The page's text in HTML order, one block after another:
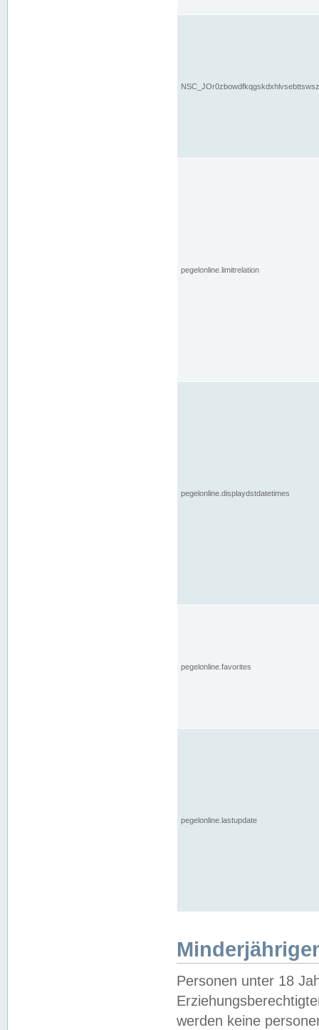
pegelonline.limitrelation
pegelonline.displaydstdatetimes
pegelonline.favorites
pegelonline.lastupdate
Personen unter 18
werden keine